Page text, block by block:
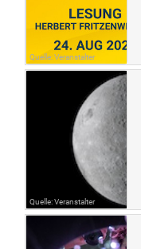
Quelle: Veranstalter
Quelle: Veranstalter